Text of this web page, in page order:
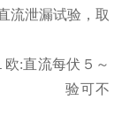
流泄漏试验，取
:直流每伏５～
可不